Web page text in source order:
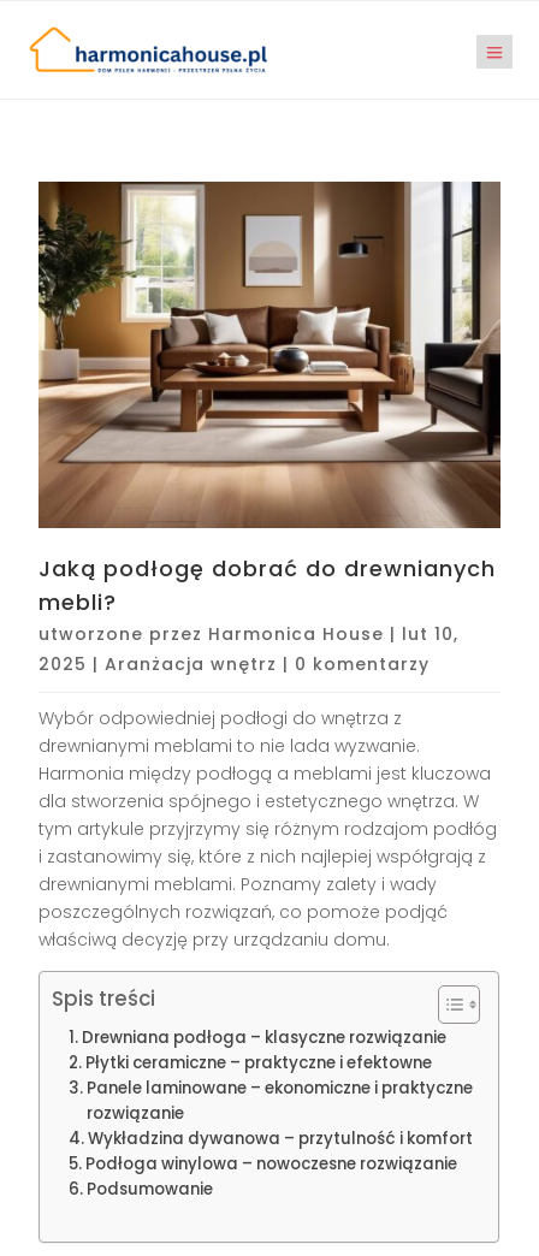
Jaką podłogę dobrać do drewnianych
mebli?
utworzone przez Harmonica House | lut 10,
2025 |Aranżacja wnętrz | 0 komentarzy
Wybór odpowiedniej podłogi do wnętrza z
drewnianymi meblami to nie lada wyzwanie.
Harmonia między podłogą a meblami jest kluczowa
dla stworzenia spójnego i estetycznego wnętrza. W
tym artykule przyjrzymy się różnym rodzajom podłóg
i zastanowimy się, które z nich najlepiej współgrają z
drewnianymi meblami. Poznamy zalety i wady
poszczególnych rozwiązań, co pomoże podjąć
właściwą decyzję przy urządzaniu domu.
Spis treści
Drewniana podłoga – klasyczne rozwiązanie
Płytki ceramiczne – praktyczne i efektowne
Panele laminowane – ekonomiczne i praktyczne
rozwiązanie
Wykładzina dywanowa – przytulność i komfort
Podłoga winylowa – nowoczesne rozwiązanie
Podsumowanie